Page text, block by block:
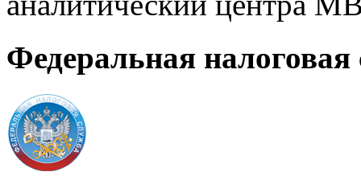
Федеральная налоговая